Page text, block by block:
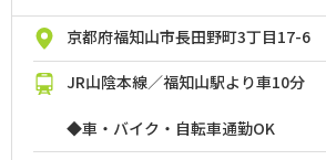
京都府福知山市長田野町3丁目17-6
JR山陰本線／福知山駅より車10分
◆車・バイク・自転車通勤OK